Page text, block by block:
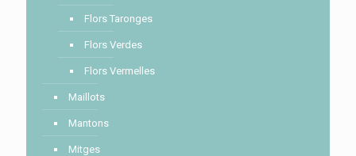
Flors Taronges
Flors Verdes
Flors Vermelles
Maillots
Mantons
Mitges